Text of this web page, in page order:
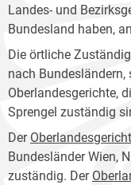
Landes- und
Bundesland haben,
Die örtliche
nach Bundesländern,
Oberlandesgerichte,
Sprengel zuständig
Der
Bundesländer Wien,
zuständig. Der